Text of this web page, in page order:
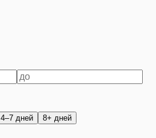
4–7 дней 8+ дней